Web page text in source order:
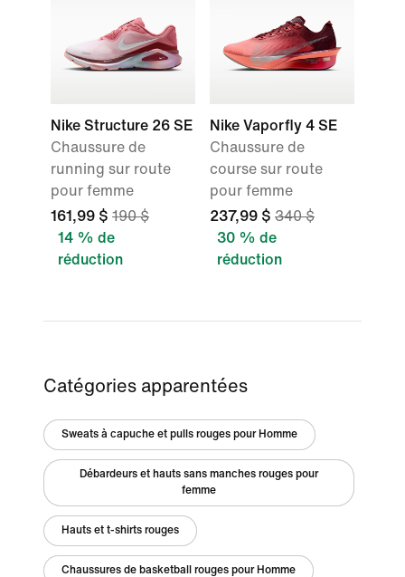
Nike Structure 26 SE
Chaussure de
running sur route
pour femme
161,99 $ 190 $
14 % de
réduction
Nike Vaporfly 4 SE
Chaussure de
course sur route
pour femme
237,99 $ 340 $
30 % de
réduction
Catégories apparentées
Sweats à capuche et pulls rouges pour Homme
Débardeurs et hauts sans manches rouges pour
femme
Hauts et t-shirts rouges
Chaussures de basketball rouges pour Homme